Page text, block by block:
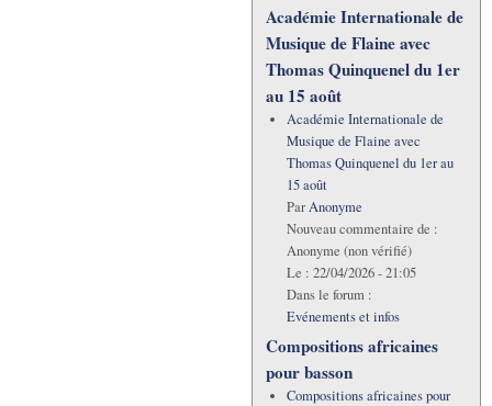
Académie Internationale de
Musique de Flaine avec
Thomas Quinquenel du 1er
au 15 août
Académie Internationale de
Musique de Flaine avec
Thomas Quinquenel du 1er au
15 août
ParAnonyme
Nouveau commentaire de :
Anonyme (non vérifié)
Le : 22/04/2026 - 21:05
Dans le forum :
Evénements et infos
Compositions africaines
pour basson
Compositions africaines pour